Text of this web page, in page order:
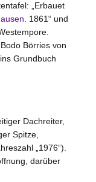
„Erbauet
. 1861“ und
Börries von
ins Grundbuch
Dachreiter,
Spitze,
„1976“).
darüber